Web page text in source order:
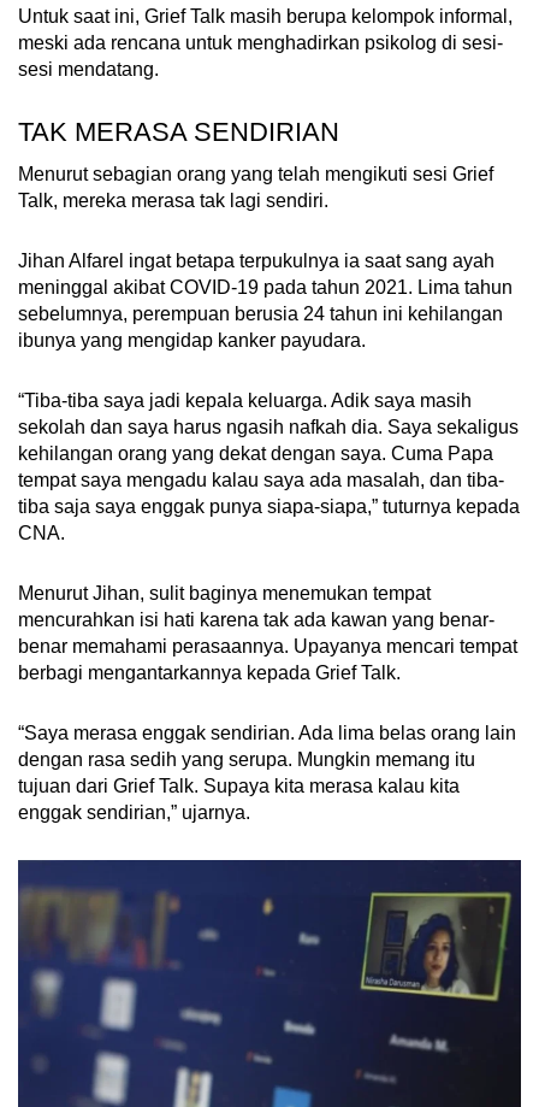
Untuk saat ini, Grief Talk masih berupa kelompok informal,
meski ada rencana untuk menghadirkan psikolog di sesi-
sesi mendatang.
TAK MERASA SENDIRIAN
Menurut sebagian orang yang telah mengikuti sesi Grief
Talk, mereka merasa tak lagi sendiri.
Jihan Alfarel ingat betapa terpukulnya ia saat sang ayah
meninggal akibat COVID-19 pada tahun 2021. Lima tahun
sebelumnya, perempuan berusia 24 tahun ini kehilangan
ibunya yang mengidap kanker payudara.
“Tiba-tiba saya jadi kepala keluarga. Adik saya masih
sekolah dan saya harus ngasih nafkah dia. Saya sekaligus
kehilangan orang yang dekat dengan saya. Cuma Papa
tempat saya mengadu kalau saya ada masalah, dan tiba-
tiba saja saya enggak punya siapa-siapa,” tuturnya kepada
CNA.
Menurut Jihan, sulit baginya menemukan tempat
mencurahkan isi hati karena tak ada kawan yang benar-
benar memahami perasaannya. Upayanya mencari tempat
berbagi mengantarkannya kepada Grief Talk.
“Saya merasa enggak sendirian. Ada lima belas orang lain
dengan rasa sedih yang serupa. Mungkin memang itu
tujuan dari Grief Talk. Supaya kita merasa kalau kita
enggak sendirian,” ujarnya.